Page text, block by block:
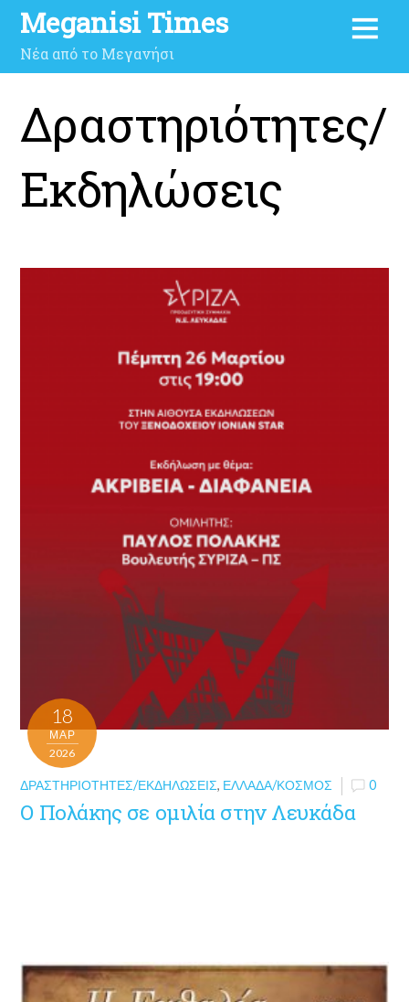
Meganisi Times
Νέα από το Μεγανήσι
Δραστηριότητες/
Εκδηλώσεις
18
ΜΑΡ
2026
ΔΡΑΣΤΗΡΙΌΤΗΤΕΣ/ΕΚΔΗΛΏΣΕΙΣ, ΕΛΛΆΔΑ/ΚΌΣΜΟΣ 0
Ο Πολάκης σε ομιλία στην Λευκάδα